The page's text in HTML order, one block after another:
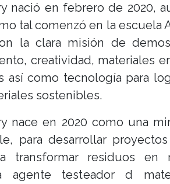
nació en febrero de 2020,
tal comenzó en la escuela
la clara misión de
creatividad, materiales
así como tecnología para
sostenibles.
nace en 2020 como una
para desarrollar proyectos
transformar residuos en
agente testeador d